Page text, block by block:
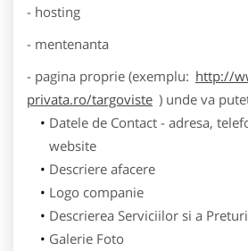
- hosting
- mentenanta
- pagina proprie (exemplu: http://
privata.ro/targoviste ) unde va
Datele de Contact - adresa,
website
Descriere afacere
Logo companie
Descrierea Serviciilor si a
Galerie Foto